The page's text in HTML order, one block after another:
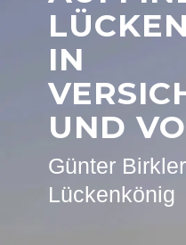
LÜCKEN
IN
UND
Günter
Lückenkönig